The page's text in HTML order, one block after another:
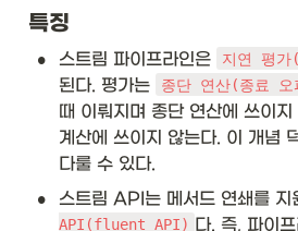
ay
s::
as
특징
• 스트림 파이프라인은 지연 평
된다. 평가는 종단 연산(종료 오
때 이뤄지며 종단 연산에 쓰이
계산에 쓰이지 않는다. 이 개념
다룰 수 있다.
• 스트림 API는 메서드 연쇄를 지
API(fluent API) 다. 즉, 파이